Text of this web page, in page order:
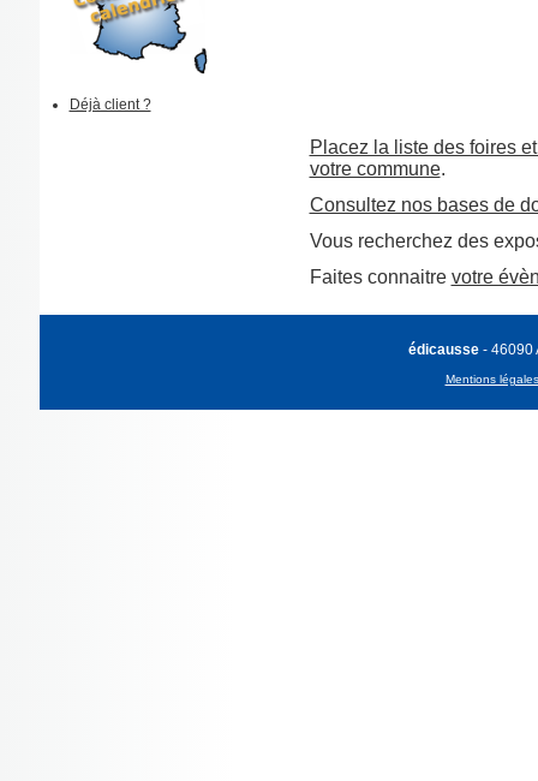
Déjà client ?
Placez la liste des foires
votre commune.
Consultez nos bases de
Vous recherchez des
Faites connaitre votre
édicausse - 46090
Mentions légales